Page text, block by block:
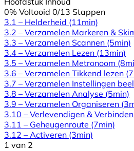
0% Voltooid 0/13 Stappen
3.1 – Helderheid (11min)
3.2 – Verzamelen Markeren &
3.3 – Verzamelen Scannen (5min)
3.4 – Verzamelen Lezen (13min)
3.5 – Verzamelen Metronoom
3.6 – Verzamelen Tikkend lezen
3.7 – Verzamelen Instellingen
3.8 – Verzamelen Analyse (5min)
3.9 – Verzamelen Organiseren
3.10 – Verlevendigen & Verbinden
3.11 – Geheugenroute (7min)
3.12 – Activeren (3min)
1 van 2